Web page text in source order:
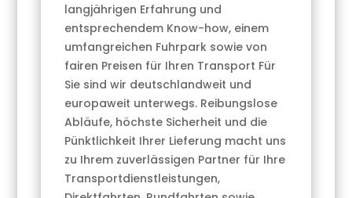
langjährigen Erfahrung und
entsprechendem Know-how, einem
umfangreichen Fuhrpark sowie von
fairen Preisen für Ihren Transport Für
Sie sind wir deutschlandweit und
europaweit unterwegs. Reibungslose
Abläufe, höchste Sicherheit und die
Pünktlichkeit Ihrer Lieferung macht uns
zu Ihrem zuverlässigen Partner für Ihre
Transportdienstleistungen,